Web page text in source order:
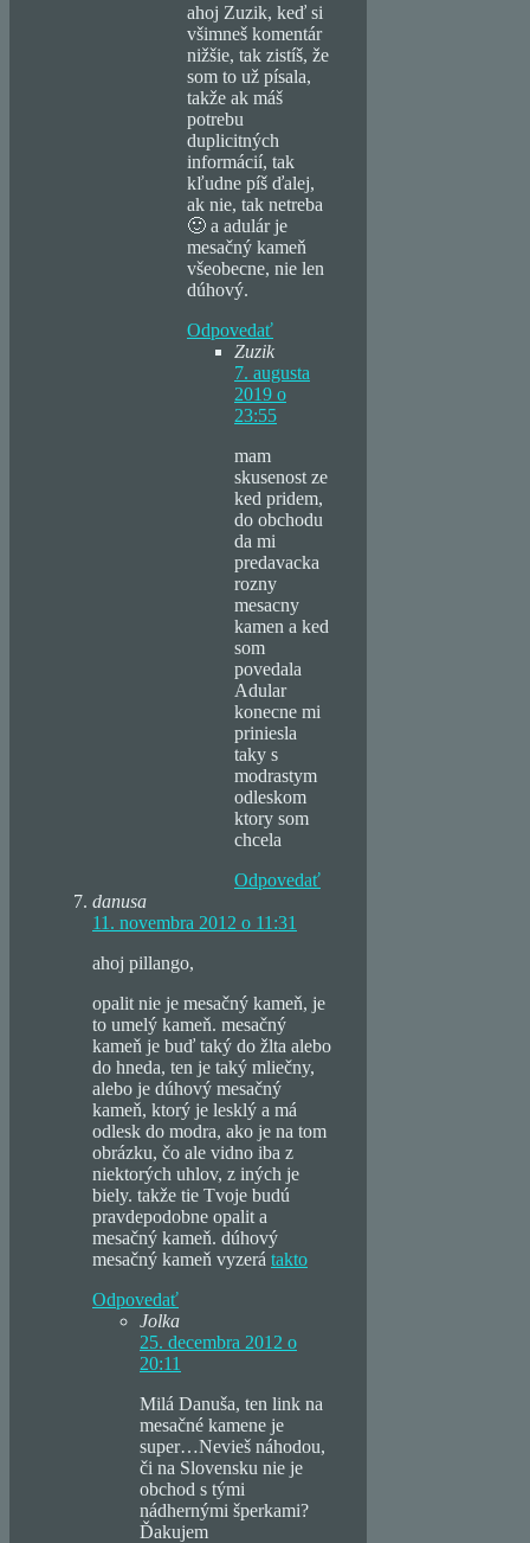
ahoj Zuzik, keď si
všimneš komentár
nižšie, tak zistíš, že
som to už písala,
takže ak máš
potrebu
duplicitných
informácií, tak
kľudne píš ďalej,
ak nie, tak netreba
🙂 a adulár je
mesačný kameň
všeobecne, nie len
dúhový.
Odpovedať
Zuzik
7. augusta
2019 o
23:55
mam
skusenost ze
ked pridem,
do obchodu
da mi
predavacka
rozny
mesacny
kamen a ked
som
povedala
Adular
konecne mi
priniesla
taky s
modrastym
odleskom
ktory som
chcela
Odpovedať
danusa
11. novembra 2012 o 11:31
ahoj pillango,
opalit nie je mesačný kameň, je
to umelý kameň. mesačný
kameň je buď taký do žlta alebo
do hneda, ten je taký mliečny,
alebo je dúhový mesačný
kameň, ktorý je lesklý a má
odlesk do modra, ako je na tom
obrázku, čo ale vidno iba z
niektorých uhlov, z iných je
biely. takže tie Tvoje budú
pravdepodobne opalit a
mesačný kameň. dúhový
mesačný kameň vyzerá takto
Odpovedať
Jolka
25. decembra 2012 o
20:11
Milá Danuša, ten link na
mesačné kamene je
super…Nevieš náhodou,
či na Slovensku nie je
obchod s tými
nádhernými šperkami?
Ďakujem